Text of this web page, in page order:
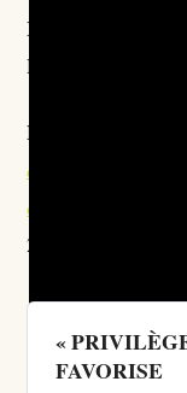
Ignatiev, Noel.
Routledge, 1995.
Laurent, Sylvie.
couleur sont les
colonies au «
2013.
«
FAVORISE